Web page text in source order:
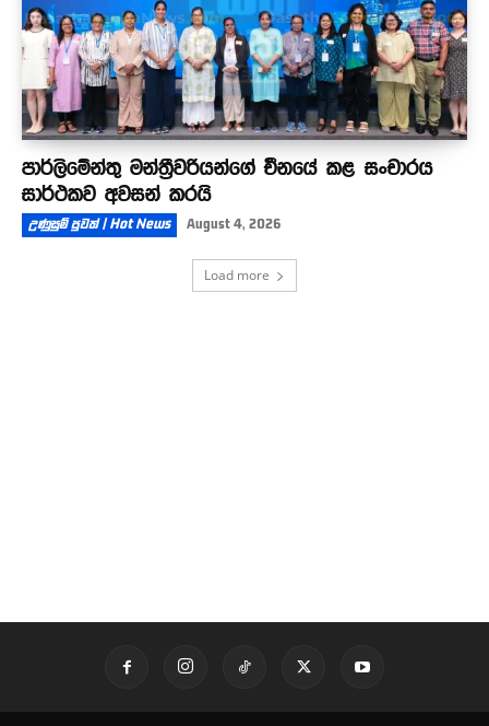
පාර්ලිමේන්තු මන්ත්‍රීවරියන්ගේ චීනයේ කළ සංචාරය
සාර්ථකව අවසන් කරයි
උණුසුම් පුවත් | Hot News August 4, 2026
Load more